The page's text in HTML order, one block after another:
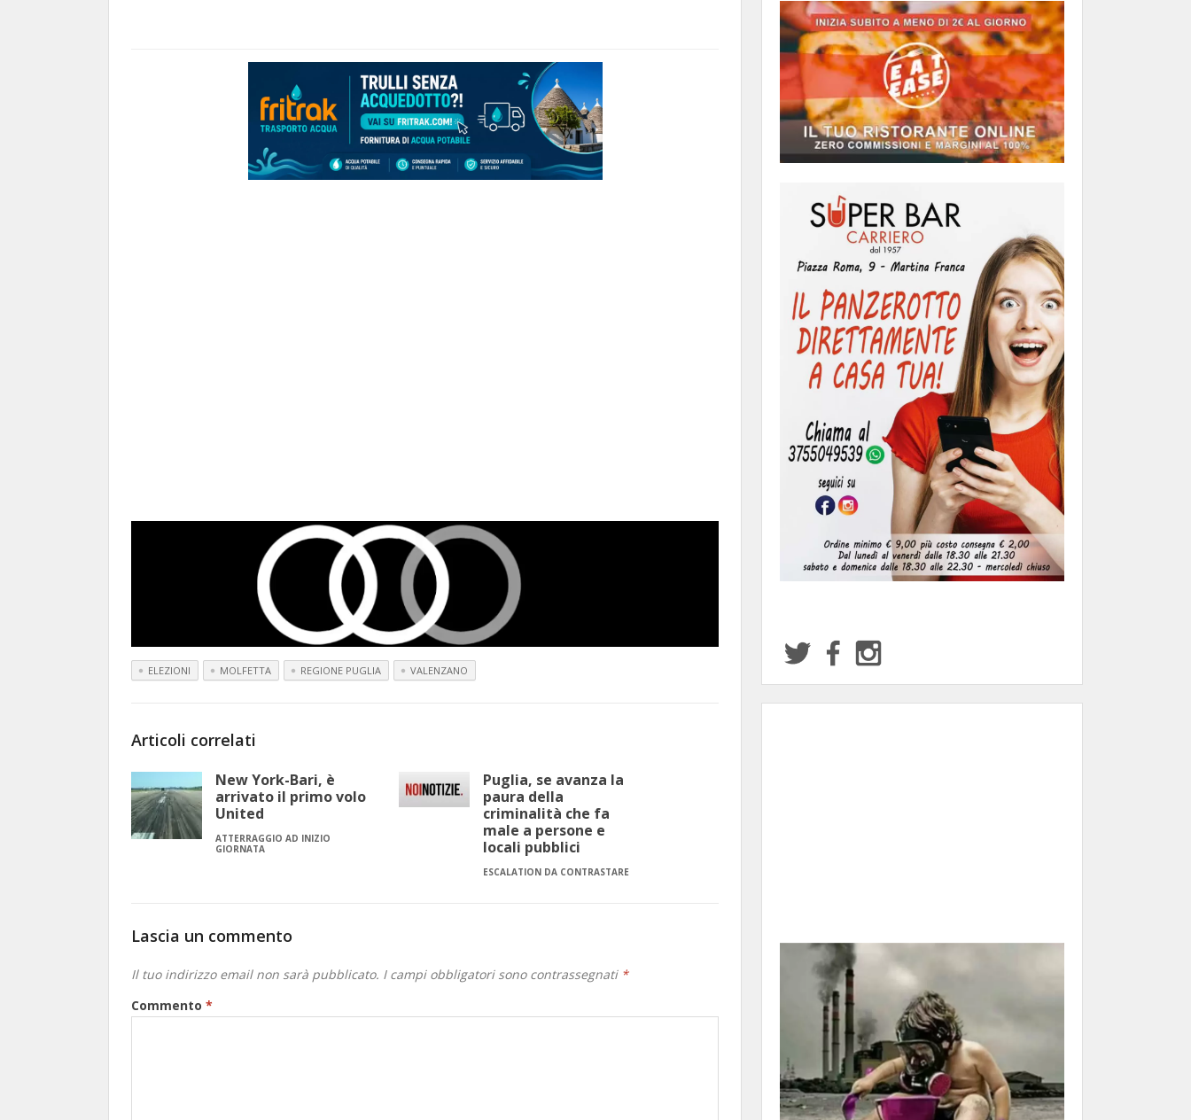
ELEZIONI MOLFETTA REGIONE PUGLIA VALENZANO
Articoli correlati
New York-Bari, è
arrivato il primo volo
United
ATTERRAGGIO AD INIZIO
GIORNATA
Puglia, se avanza la
paura della
criminalità che fa
male a persone e
locali pubblici
ESCALATION DA CONTRASTARE
Lascia un commento
Il tuo indirizzo email non sarà pubblicato. I campi obbligatori sono contrassegnati *
Commento *